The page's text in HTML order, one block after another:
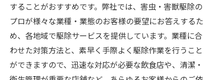
することがおすすめです。弊社では、害虫・害獣駆除の
プロが様々な業種・業態のお客様の要望にお答えするた
め、各地域で駆除サービスを提供しています。業種に合
わせた対策方法と、素早く手際よく駆除作業を行うこと
ができますので、迅速な対応が必要な飲食店や、清潔・